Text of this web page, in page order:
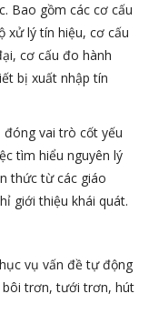
Bao gồm các cơ cấu
xử lý tín hiệu, cơ cấu
cơ cấu đo hành
bị xuất nhập tín
vai trò cốt yếu
tìm hiểu nguyên lý
thức từ các giáo
giới thiệu khái quát.
vụ vấn đề tự động
bôi trơn, tưới trơn, hút